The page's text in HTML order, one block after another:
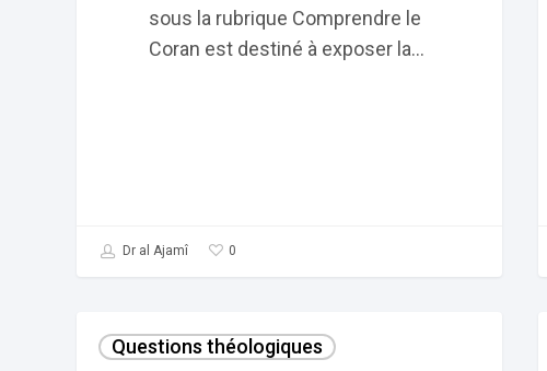
sous la rubrique Comprendre le
Coran est destiné à exposer la…
Dr al Ajamî 0
Questions théologiques